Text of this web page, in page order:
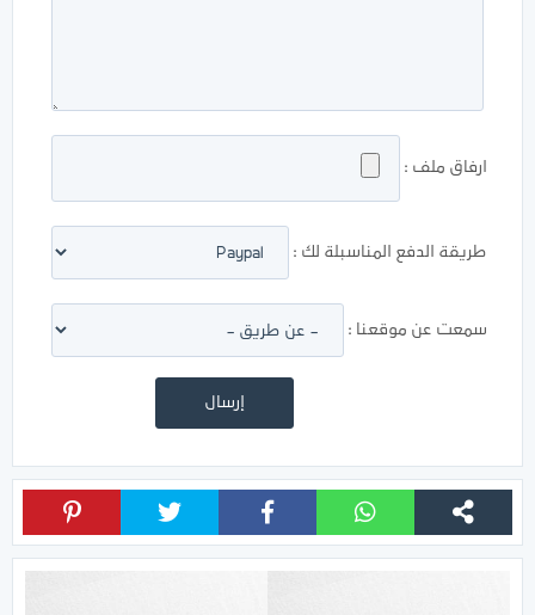
ارفاق ملف :
طريقة الدفع المناسبلة لك :
سمعت عن موقعنا :